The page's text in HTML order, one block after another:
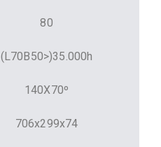
80
(L70B50>)35.000h
140X70º
706x299x74